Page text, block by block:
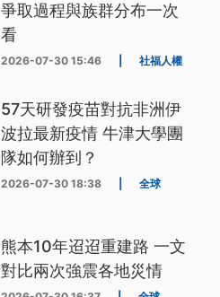
爭取過程與族群分布一次
看
2026-07-30 15:46 社福人權
57天研發疫苗對抗非洲伊
波拉最新疫情 牛津大學團
隊如何辦到？
2026-07-30 18:38 全球
熊本10年迢迢重建路 一文
對比兩次強震各地災情